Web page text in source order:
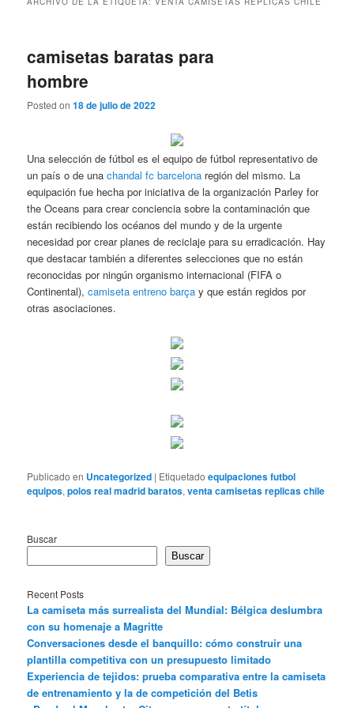
camisetas baratas para
hombre
Posted on18 de julio de 2022
Una selección de fútbol es el equipo de fútbol representativo de
un país o de unachandal fc barcelona región del mismo. La
equipación fue hecha por iniciativa de la organización Parley for
the Oceans para crear conciencia sobre la contaminación que
están recibiendo los océanos del mundo y de la urgente
necesidad por crear planes de reciclaje para su erradicación. Hay
que destacar también a diferentes selecciones que no están
reconocidas por ningún organismo internacional (FIFA o
Continental),camiseta entreno barça y que están regidos por
otras asociaciones.
Publicado en Uncategorized | Etiquetado equipaciones futbol
equipos,polos real madrid baratos,venta camisetas replicas chile
Buscar
Buscar
Recent Posts
La camiseta más surrealista del Mundial: Bélgica deslumbra
con su homenaje a Magritte
Conversaciones desde el banquillo: cómo construir una
plantilla competitiva con un presupuesto limitado
Experiencia de tejidos: prueba comparativa entre la camiseta
de entrenamiento y la de competición del Betis